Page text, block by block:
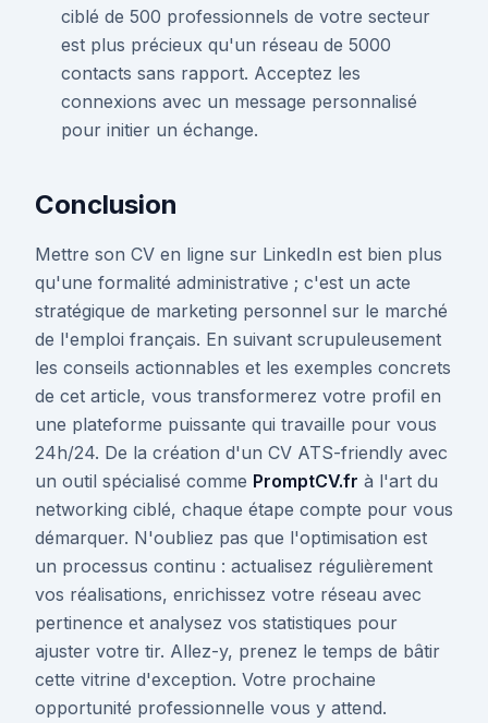
ciblé de 500 professionnels de votre secteur
est plus précieux qu'un réseau de 5000
contacts sans rapport. Acceptez les
connexions avec un message personnalisé
pour initier un échange.
Conclusion
Mettre son CV en ligne sur LinkedIn est bien plus
qu'une formalité administrative ; c'est un acte
stratégique de marketing personnel sur le marché
de l'emploi français. En suivant scrupuleusement
les conseils actionnables et les exemples concrets
de cet article, vous transformerez votre profil en
une plateforme puissante qui travaille pour vous
24h/24. De la création d'un CV ATS-friendly avec
un outil spécialisé comme PromptCV.fr à l'art du
networking ciblé, chaque étape compte pour vous
démarquer. N'oubliez pas que l'optimisation est
un processus continu : actualisez régulièrement
vos réalisations, enrichissez votre réseau avec
pertinence et analysez vos statistiques pour
ajuster votre tir. Allez-y, prenez le temps de bâtir
cette vitrine d'exception. Votre prochaine
opportunité professionnelle vous y attend.